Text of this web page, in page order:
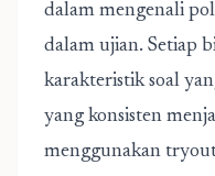
dalam mengenali
dalam ujian. Setiap
karakteristik soal
yang konsisten
menggunakan